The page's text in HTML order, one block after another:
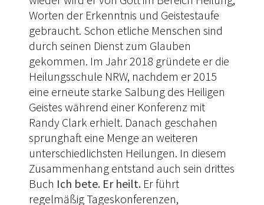
Worten der Erkenntnis und Geistestaufe
gebraucht. Schon etliche Menschen sind
durch seinen Dienst zum Glauben
gekommen. Im Jahr 2018 gründete er die
Heilungsschule NRW, nachdem er 2015
eine erneute starke Salbung des Heiligen
Geistes während einer Konferenz mit
Randy Clark erhielt. Danach geschahen
sprunghaft eine Menge an weiteren
unterschiedlichsten Heilungen. In diesem
Zusammenhang entstand auch sein drittes
Buch Ich bete. Er heilt. Er führt
regelmäßig Tageskonferenzen,